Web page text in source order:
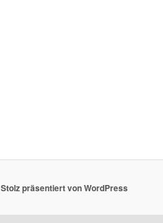
Stolz präsentiert von WordPress